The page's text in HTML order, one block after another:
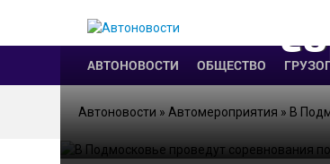
АВТОНОВОСТИ ОБЩЕСТВО
Автоновости » Автомероприятия » В